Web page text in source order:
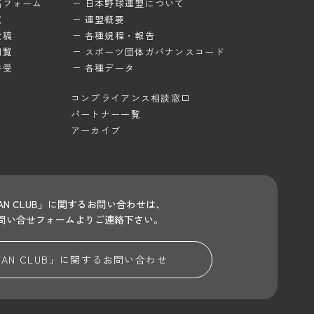
ォーム
日本野球連盟について
連盟概要
各種規程・報告
スポーツ団体ガバナンスコード
各種データ
コンプライアンス相談窓口
パートナー一覧
アーカイブ
CLUB」に関するお問い合わせは、
い合せフォームよりご連絡下さい。
CLUB」に関する お問い合わせ